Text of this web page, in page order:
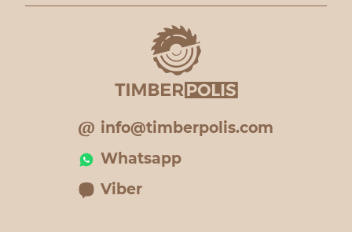
info@timberpolis.com
Whatsapp
Viber